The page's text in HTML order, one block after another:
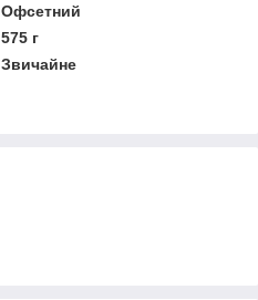
Офсетний
575 г
Звичайне